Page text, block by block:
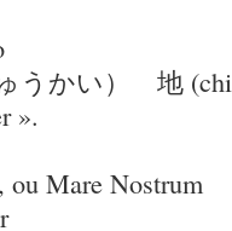
うかい） 地
».
Mare Nostrum